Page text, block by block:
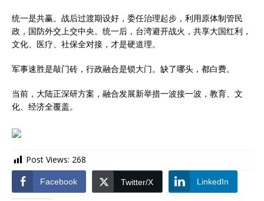
统一是共赢。战后过渡期设好，委任治理起步，利用原体制管民
政，国防外交上交中央。统一后，台湾避开战火，共享大国红利，
文化、医疗、社保全对接，才是硬道理。
军事速胜是敲门砖，行政融合是锁大门。缺了哪头，都白费。
当前，大陆正深研方案，融合发展新举措一波接一波，教育、文
化、经济全覆盖。
Post Views: 268
Facebook Twitter/X LinkedIn